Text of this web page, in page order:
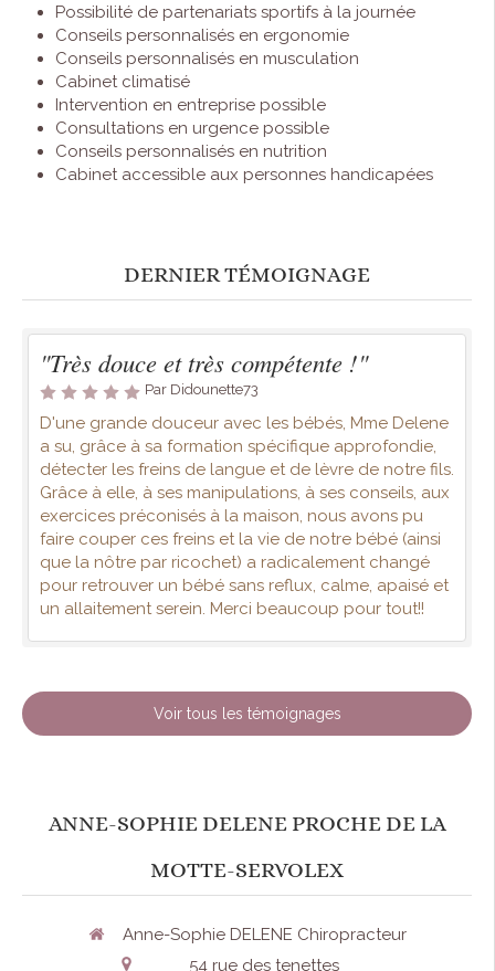
Possibilité de partenariats sportifs à la journée
Conseils personnalisés en ergonomie
Conseils personnalisés en musculation
Cabinet climatisé
Intervention en entreprise possible
Consultations en urgence possible
Conseils personnalisés en nutrition
Cabinet accessible aux personnes handicapées
DERNIER TÉMOIGNAGE
"Très douce et très compétente !"
Par Didounette73
D'une grande douceur avec les bébés, Mme Delene
a su, grâce à sa formation spécifique approfondie,
détecter les freins de langue et de lèvre de notre fils.
Grâce à elle, à ses manipulations, à ses conseils, aux
exercices préconisés à la maison, nous avons pu
faire couper ces freins et la vie de notre bébé (ainsi
que la nôtre par ricochet) a radicalement changé
pour retrouver un bébé sans reflux, calme, apaisé et
un allaitement serein. Merci beaucoup pour tout!!
Voir tous les témoignages
ANNE-SOPHIE DELENE PROCHE DE LA
MOTTE-SERVOLEX
Anne-Sophie DELENE Chiropracteur
54 rue des tenettes